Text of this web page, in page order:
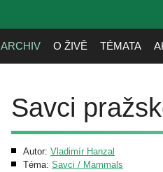
ARCHIV O ŽIVĚ TÉMATA
Savci
Autor: Vladimír Hanzal
Téma: Savci / Mammals